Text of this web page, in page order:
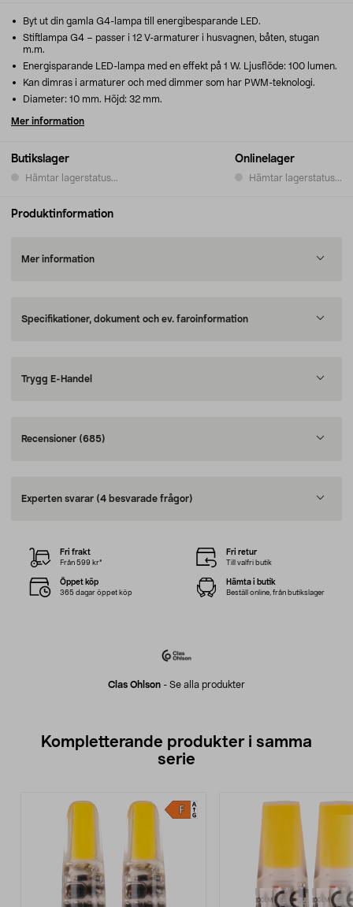
Butikslager
Hämtar lagerstatus...
Onlinelager
Hämtar lagerstatus...
Byt ut din gamla G4-lampa till energibesparande LED.
Stiftlampa G4 – passer i 12 V-armaturer i husvagnen, båten, stugan
m.m.
Energisparande LED-lampa med en effekt på 1 W. Ljusflöde: 100 lumen.
Kan dimras i armaturer och med dimmer som har PWM-teknologi.
Diameter: 10 mm. Höjd: 32 mm.
Mer information
Produktinformation
Mer information
Specifikationer, dokument och ev. faroinformation
Trygg E-Handel
Recensioner (685)
Experten svarar (4 besvarade frågor)
Clas Ohlson - Se alla produkter
Fri frakt
Från 599 kr*
Fri retur
Till valfri butik
Öppet köp
365 dagar öppet köp
Hämta i butik
Beställ online, från butikslager
Kompletterande produkter i samma
serie